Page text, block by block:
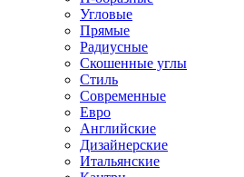
Угловые
Прямые
Радиусные
Скошенные углы
Стиль
Современные
Евро
Английские
Дизайнерские
Итальянские